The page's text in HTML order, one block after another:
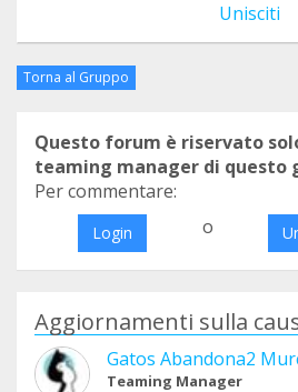
Unisciti
Torna al Gruppo
Questo forum è riservato
teaming manager di questo
Per commentare:
Login o
Aggiornamenti sulla
Gatos Abandona2
Teaming Manager